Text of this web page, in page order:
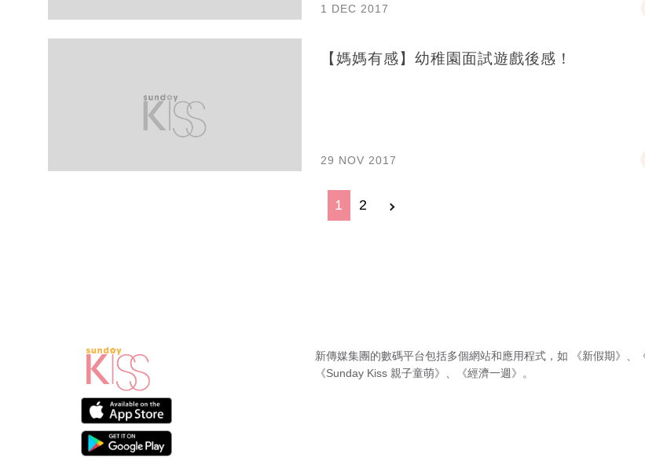
1 DEC 2017
【媽媽有感】幼稚園面試遊戲後感！
29 NOV 2017
1 2
新傳媒集團的數碼平台包括多個網站和應用程式，如 《新假期》
《Sunday Kiss 親子童萌》
《經濟一週》 。